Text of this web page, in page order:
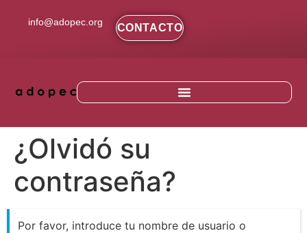
info@adopec.org CONTACTO
¿Olvidó su
contraseña?
Por favor, introduce tu nombre de usuario o